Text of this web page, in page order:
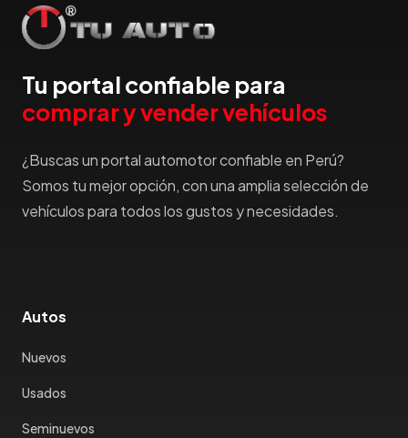
Tu portal confiable para
comprar y vender vehículos
¿Buscas un portal automotor confiable en Perú?
Somos tu mejor opción, con una amplia selección de
vehículos para todos los gustos y necesidades.
Autos
Nuevos
Usados
Seminuevos